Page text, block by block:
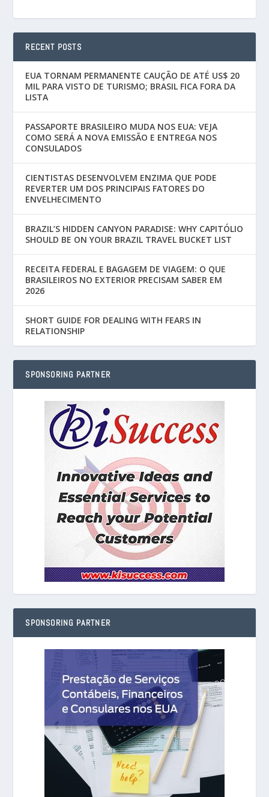
RECENT POSTS
EUA TORNAM PERMANENTE CAUÇÃO DE ATÉ US$ 20
MIL PARA VISTO DE TURISMO; BRASIL FICA FORA DA
LISTA
PASSAPORTE BRASILEIRO MUDA NOS EUA: VEJA
COMO SERÁ A NOVA EMISSÃO E ENTREGA NOS
CONSULADOS
CIENTISTAS DESENVOLVEM ENZIMA QUE PODE
REVERTER UM DOS PRINCIPAIS FATORES DO
ENVELHECIMENTO
BRAZIL’S HIDDEN CANYON PARADISE: WHY CAPITÓLIO
SHOULD BE ON YOUR BRAZIL TRAVEL BUCKET LIST
RECEITA FEDERAL E BAGAGEM DE VIAGEM: O QUE
BRASILEIROS NO EXTERIOR PRECISAM SABER EM
2026
SHORT GUIDE FOR DEALING WITH FEARS IN
RELATIONSHIP
SPONSORING PARTNER
SPONSORING PARTNER